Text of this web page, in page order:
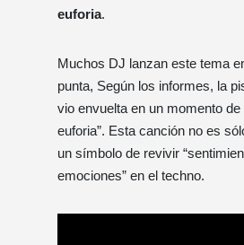
euforia.
Muchos DJ lanzan este tema
punta, Según los informes, la
vio envuelta en un momento de
euforia”. Esta canción no es
un símbolo de revivir
emociones” en el techno.